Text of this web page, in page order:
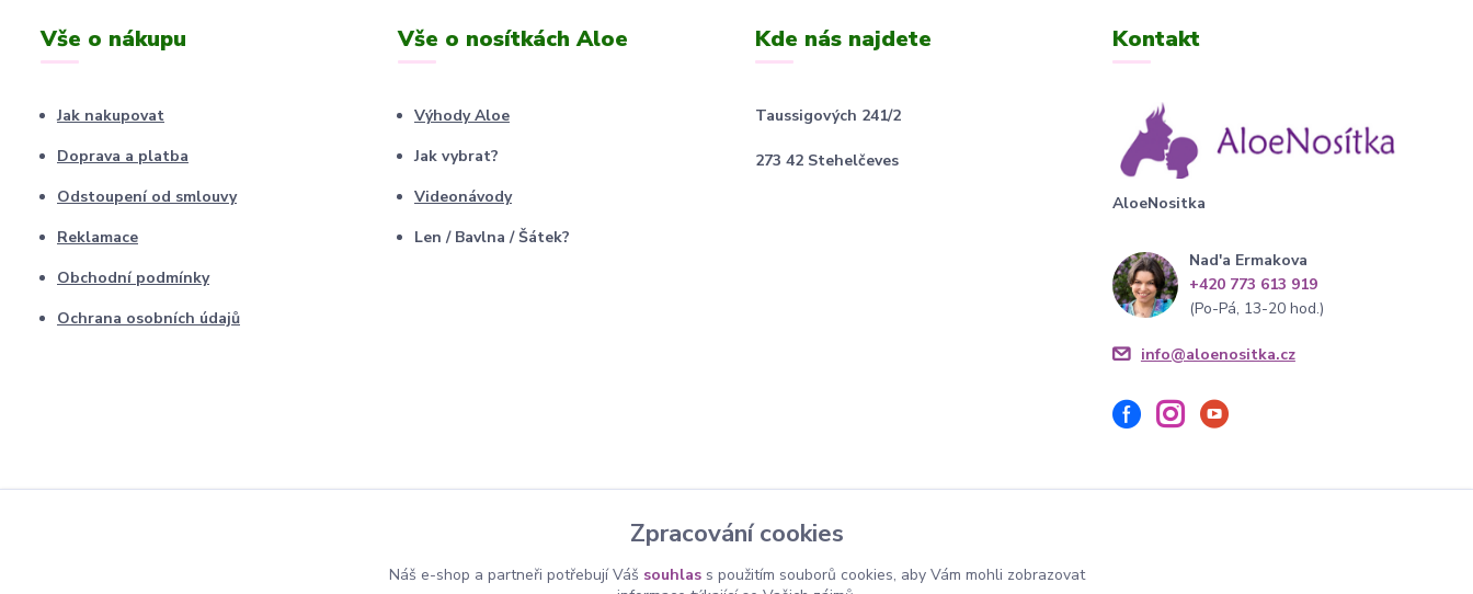
Vše o nákupu
Jak nakupovat
Doprava a platba
Odstoupení od smlouvy
Reklamace
Obchodní podmínky
Ochrana osobních údajů
Vše o nosítkách Aloe
Výhody Aloe
Jak vybrat?
Videonávody
Len / Bavlna / Šátek?
Kde nás najdete
Taussigových 241/2
273 42 Stehelčeves
Kontakt
AloeNositka
Nad'a Ermakova
+420 773 613 919
(Po-Pá, 13-20 hod.)
info@aloenositka.cz
Zpracování cookies
Náš e-shop a partneři potřebují Váš souhlass použitím souborů cookies, aby Vám mohli zobrazovat